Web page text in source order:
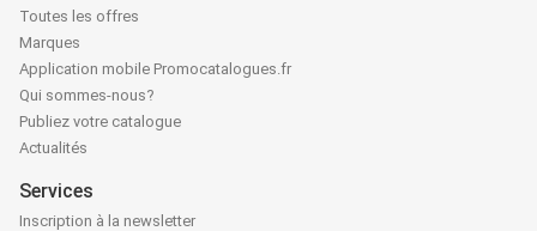
Toutes les offres
Marques
Application mobile Promocatalogues.fr
Qui sommes-nous?
Publiez votre catalogue
Actualités
Services
Inscription à la newsletter